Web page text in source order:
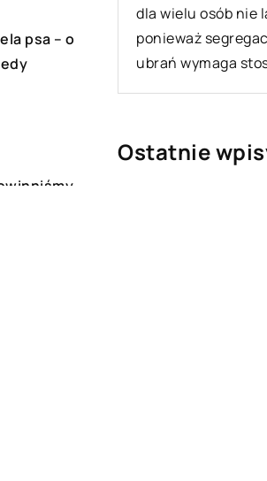
psa – o
dla wielu osób nie
ponieważ
ubrań wymaga
Ostatnie